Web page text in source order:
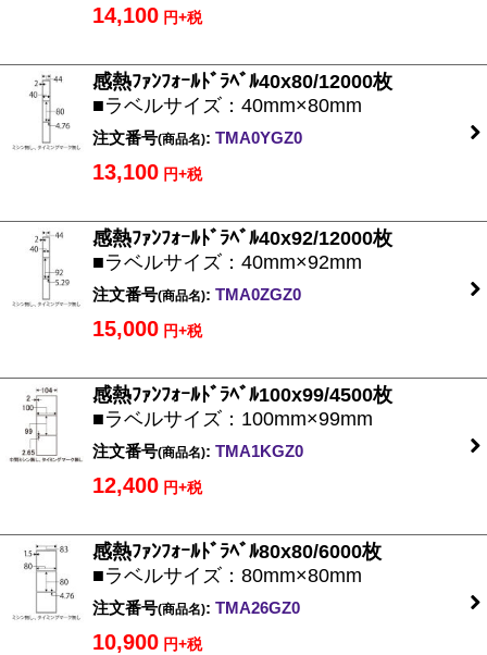
14,100 円+税
感熱ﾌｧﾝﾌｫｰﾙﾄﾞﾗﾍﾞﾙ40x80/12000枚
■ラベルサイズ：40mm×80mm
注文番号(商品名): TMA0YGZ0
13,100 円+税
感熱ﾌｧﾝﾌｫｰﾙﾄﾞﾗﾍﾞﾙ40x92/12000枚
■ラベルサイズ：40mm×92mm
注文番号(商品名): TMA0ZGZ0
15,000 円+税
感熱ﾌｧﾝﾌｫｰﾙﾄﾞﾗﾍﾞﾙ100x99/4500枚
■ラベルサイズ：100mm×99mm
注文番号(商品名): TMA1KGZ0
12,400 円+税
感熱ﾌｧﾝﾌｫｰﾙﾄﾞﾗﾍﾞﾙ80x80/6000枚
■ラベルサイズ：80mm×80mm
注文番号(商品名): TMA26GZ0
10,900 円+税